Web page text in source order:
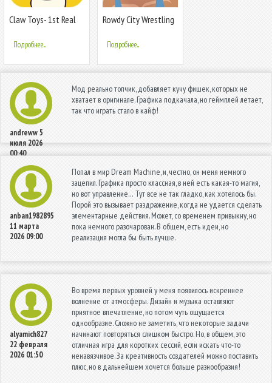
Claw Toys- 1st Real
Подробнее...
Rowdy City Wrestling
Подробнее...
andreww5
июля 2026
00:40
Мод реально топчик, добавляет кучу фишек, которых не
хватает в оригинале. Графика подкачала, но геймплей летает,
так что играть стало в кайф!
anban1982895
11 марта
2026 09:00
Попал в мир Dream Machine, и, честно, он меня немного
зацепил. Графика просто классная, в ней есть какая-то магия,
но вот управление… Тут все не так гладко, как хотелось бы.
Порой это вызывает раздражение, когда не удается сделать
элементарные действия. Может, со временем привыкну, но
пока немного разочарован. В общем, есть идеи, но
реализация могла бы быть лучше.
alyamich827
22 февраля
2026 01:50
Во время первых уровней у меня появилось искреннее
волнение от атмосферы. Дизайн и музыка оставляют
приятное впечатление, но потом чуть ощущается
однообразие. Сложно не заметить, что некоторые задачи
начинают повторяться слишком быстро. Но, в общем, это
отличная игра для коротких сессий, если искать что-то
ненавязчивое. За креативность создателей можно поставить
плюс, но в дальнейшем хочется больше разнообразия!